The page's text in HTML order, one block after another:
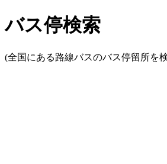
バス停検索
(全国にある路線バスのバス停留所を